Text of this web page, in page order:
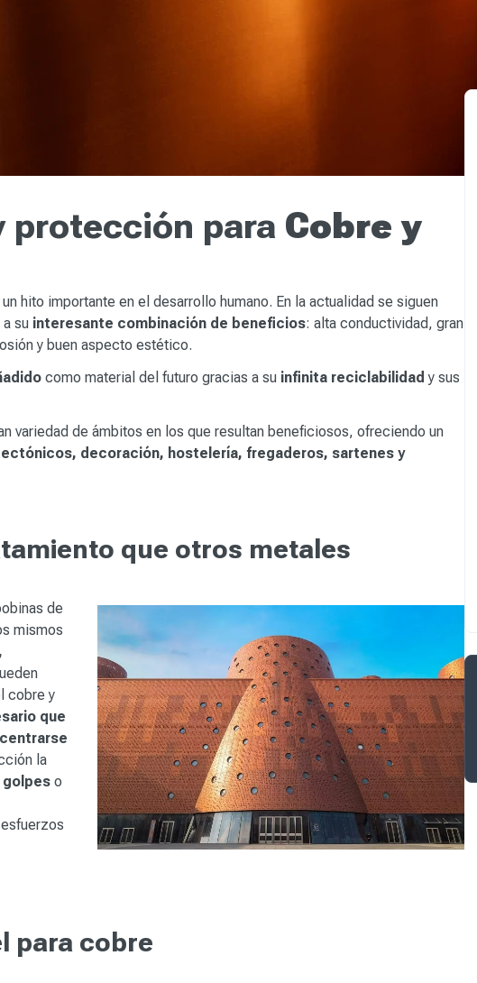
protección para Cobre y
un hito importante en el desarrollo humano. En la actualidad se siguen
su interesante combinación de beneficios: alta conductividad, gran
y buen aspecto estético.
como material del futuro gracias a su infinita reciclabilidad y sus
variedad de ámbitos en los que resultan beneficiosos, ofreciendo un
decoración, hostelería, fregaderos, sartenes y
que otros metales
de
mismos
cobre y
que
la
golpes o
para cobre